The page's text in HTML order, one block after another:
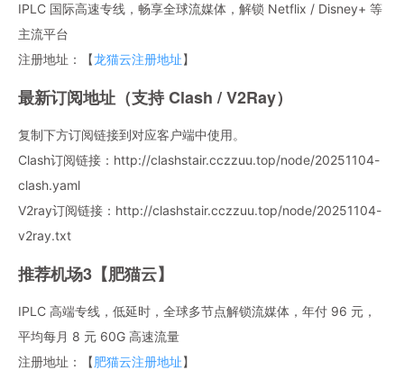
IPLC 国际高速专线，畅享全球流媒体，解锁 Netflix / Disney+ 等
主流平台
注册地址：【龙猫云注册地址】
最新订阅地址（支持 Clash / V2Ray）
复制下方订阅链接到对应客户端中使用。
Clash订阅链接：http://clashstair.cczzuu.top/node/20251104-
clash.yaml
V2ray订阅链接：http://clashstair.cczzuu.top/node/20251104-
v2ray.txt
推荐机场3【肥猫云】
IPLC 高端专线，低延时，全球多节点解锁流媒体，年付 96 元，
平均每月 8 元 60G 高速流量
注册地址：【肥猫云注册地址】